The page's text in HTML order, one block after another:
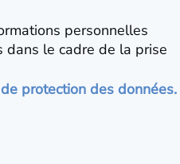
personnelles
dans le cadre de la prise
protection des données.